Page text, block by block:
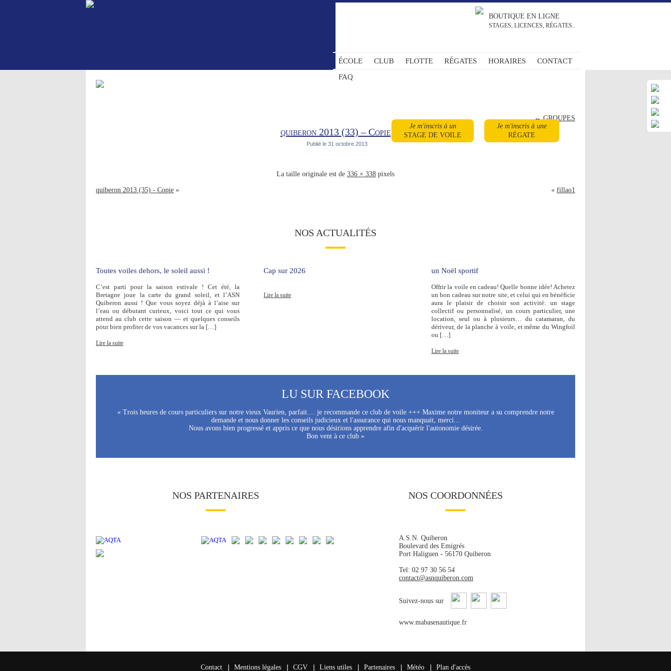
BOUTIQUE EN LIGNE
STAGES, LICENCES, RÉGATES..
ÉCOLE CLUB FLOTTE RÉGATES HORAIRES
CONTACT
FAQ
Je m'inscris à un
STAGE DE VOILE
Je m'inscris à une
RÉGATE
←GROUPES
quiberon 2013 (33) – Copie
Publié le 31 octobre 2013
La taille originale est de 336 × 338 pixels
quiberon 2013 (35) - Copie » « fillao1
NOS ACTUALITÉS
Toutes voiles dehors, le soleil aussi !
C’est parti pour la saison estivale ! Cet été, la
Bretagne joue la carte du grand soleil, et l’ASN
Quiberon aussi ! Que vous soyez déjà à l’aise sur
l’eau ou débutant curieux, voici tout ce qui vous
attend au club cette saison — et quelques conseils
pour bien profiter de vos vacances sur la […]
Lire la suite
Cap sur 2026
Lire la suite
un Noël sportif
Offrir la voile en cadeau! Quelle bonne idée! Achetez
un bon cadeau sur notre site, et celui qui en bénéficie
aura le plaisir de choisir son activité: un stage
collectif ou personnalisé, un cours particulier, une
location, seul ou à plusieurs… du catamaran, du
dériveur, de la planche à voile, et même du Wingfoil
ou […]
Lire la suite
LU SUR FACEBOOK
« Trois heures de cours particuliers sur notre vieux Vaurien, parfait.... je recommande ce club de voile +++ Maxime notre moniteur a su comprendre notre
demande et nous donner les conseils judicieux et l'assurance qui nous manquait, merci...
Nous avons bien progressé et appris ce que nous désirions apprendre afin d'acquérir l'autonomie désirée.
Bon vent à ce club »
NOS PARTENAIRES NOS COORDONNÉES
A.S.N. Quiberon
Boulevard des Emigrés
Port Haliguen - 56170 Quiberon
Tel: 02 97 30 56 54
contact@asnquiberon.com
Suivez-nous sur
www.mabasenautique.fr
Contact | Mentions légales | CGV | Liens utiles | Partenaires | Météo | Plan d'accès